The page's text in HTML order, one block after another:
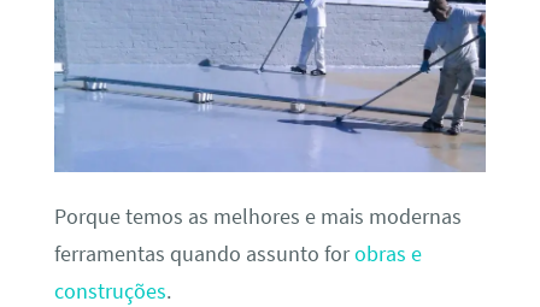
Porque temos as melhores e mais modernas
ferramentas quando assunto forobras e
construções.